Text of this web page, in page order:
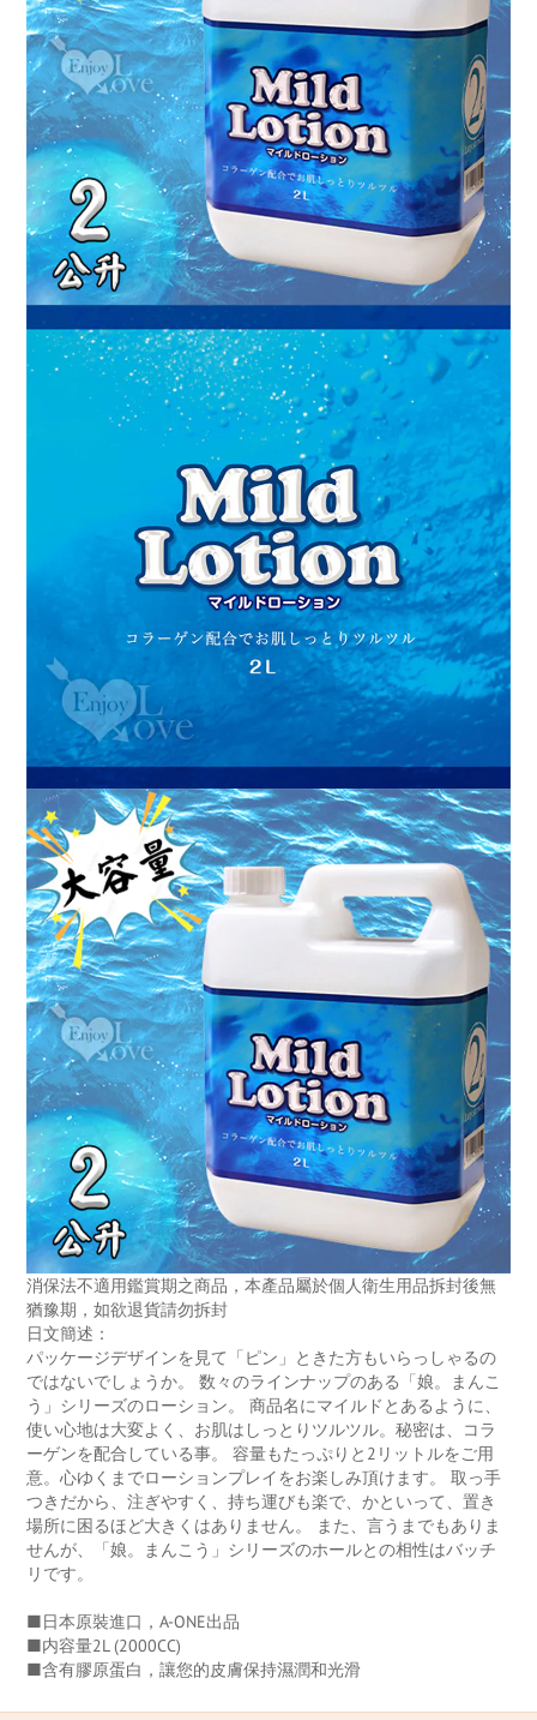
消保法不適用鑑賞期之商品，本產品屬於個人衛生用品拆封後無
猶豫期，如欲退貨請勿拆封
日文簡述：
パッケージデザインを見て「ピン」ときた方もいらっしゃるの
ではないでしょうか。 数々のラインナップのある「娘。まんこ
う」シリーズのローション。 商品名にマイルドとあるように、
使い心地は大変よく、お肌はしっとりツルツル。秘密は、コラ
ーゲンを配合している事。 容量もたっぷりと2リットルをご用
意。心ゆくまでローションプレイをお楽しみ頂けます。 取っ手
つきだから、注ぎやすく、持ち運びも楽で、かといって、置き
場所に困るほど大きくはありません。 また、言うまでもありま
せんが、「娘。まんこう」シリーズのホールとの相性はバッチ
リです。
■日本原裝進口，A-ONE出品
■内容量2L (2000CC)
■含有膠原蛋白，讓您的皮膚保持濕潤和光滑